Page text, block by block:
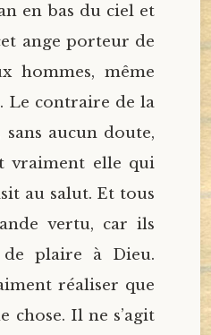
en bas du ciel et
ange porteur de
hommes, même
Le contraire de la
aucun doute,
vraiment elle qui
au salut. Et tous
vertu, car ils
plaire à Dieu.
réaliser que
chose. Il ne s’agit